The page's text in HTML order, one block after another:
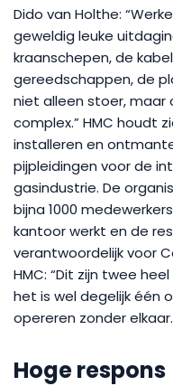
Dido van Holthe:
geweldig leuke
kraanschepen, de
gereedschappen, de
niet alleen stoer,
complex.” HMC houdt
installeren en
pijpleidingen voor de
gasindustrie. De
bijna 1000
kantoor werkt en de
verantwoordelijk voor
HMC: “Dit zijn twee
het is wel degelijk één
opereren zonder
Hoge respons